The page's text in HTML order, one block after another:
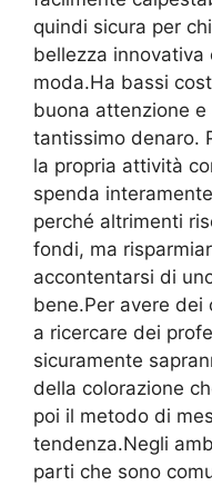
quindi sicura per
bellezza innovativa
moda.Ha bassi
buona attenzione
tantissimo denaro.
la propria attività
spenda
perché altrimenti
fondi, ma
accontentarsi di
bene.Per avere
a ricercare dei
sicuramente
della colorazione
poi il metodo di
tendenza.Negli
parti che sono